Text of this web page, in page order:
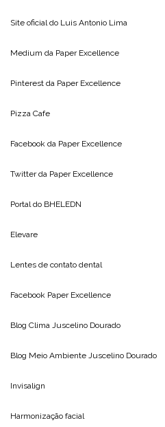
Site oficial do Luis Antonio Lima
Medium da Paper Excellence
Pinterest da Paper Excellence
Pizza Cafe
Facebook da Paper Excellence
Twitter da Paper Excellence
Portal do BHELEDN
Elevare
Lentes de contato dental
Facebook Paper Excellence
Blog Clima Juscelino Dourado
Blog Meio Ambiente Juscelino Dourado
Invisalign
Harmonização facial